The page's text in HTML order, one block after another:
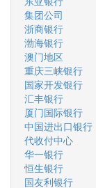
集团公司
浙商银行
渤海银行
澳门地区
重庆三峡银行
国家开发银行
汇丰银行
厦门国际银行
中国进出口银行
代收付中心
华一银行
恒生银行
国友利银行